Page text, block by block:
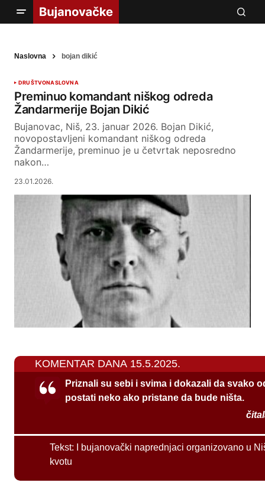
Naslovna bojan dikić
DRUŠTVONASLOVNA
Preminuo komandant niškog odreda
Žandarmerije Bojan Dikić
Bujanovac, Niš, 23. januar 2026. Bojan Dikić,
novopostavljeni komandant niškog odreda
Žandarmerije, preminuo je u četvrtak neposredno
nakon…
23.01.2026.
KOMENTAR DANA 15.5.2025.
Priznali su sebi i svima i dokazali da svako
postati neko ako pristane da bude ništa.
Tekst:
I bujanovački naprednjaci organizovano u
kvotu